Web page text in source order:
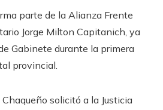
parte de la Alianza Frente
Jorge Milton Capitanich, ya
Gabinete durante la primera
provincial.
solicitó a la Justicia